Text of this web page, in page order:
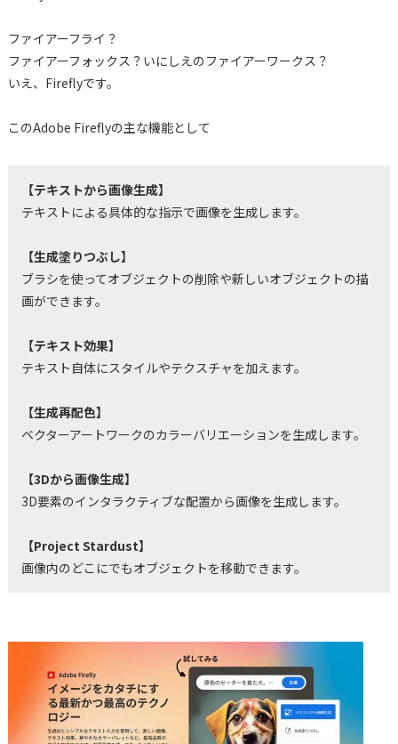
ファイアーフライ？
ファイアーフォックス？いにしえのファイアーワークス？
いえ、Fireflyです。
このAdobe Fireflyの主な機能として
【テキストから画像生成】
テキストによる具体的な指示で画像を生成します。
【生成塗りつぶし】
ブラシを使ってオブジェクトの削除や新しいオブジェクトの描
画ができます。
【テキスト効果】
テキスト自体にスタイルやテクスチャを加えます。
【生成再配色】
ベクターアートワークのカラーバリエーションを生成します。
【3Dから画像生成】
3D要素のインタラクティブな配置から画像を生成します。
【Project Stardust】
画像内のどこにでもオブジェクトを移動できます。